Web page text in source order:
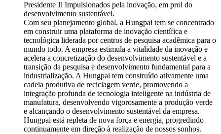
Presidente Ji Impulsionados pela inovação, em prol do
desenvolvimento sustentável.
Com seu planejamento global, a Hungpai tem se concentrado
em construir uma plataforma de inovação científica e
tecnológica liderada por centros de pesquisa acadêmica para o
mundo todo. A empresa estimula a vitalidade da inovação e
acelera a concretização do desenvolvimento sustentável e a
transição da pesquisa e desenvolvimento fundamental para a
industrialização. A Hungpai tem construído ativamente uma
cadeia produtiva de reciclagem verde, promovendo a
integração profunda de tecnologia inteligente na indústria de
manufatura, desenvolvendo vigorosamente a produção verde
e alcançando o desenvolvimento sustentável da empresa.
Hungpai está repleta de nova força e energia, progredindo
continuamente em direção à realização de nossos sonhos.